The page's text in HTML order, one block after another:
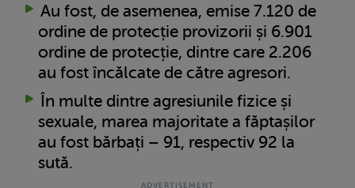
Au fost, de asemenea, emise 7.120 de
ordine de protecție provizorii și 6.901
ordine de protecție, dintre care 2.206
au fost încălcate de către agresori.
În multe dintre agresiunile fizice și
sexuale, marea majoritate a făptașilor
au fost bărbați – 91, respectiv 92 la
sută.